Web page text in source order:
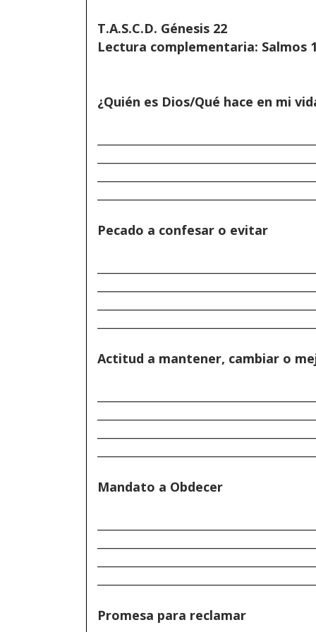
T.A.S.C.D. Génesis 22
Lectura complementaria: Salmos
¿Quién es Dios/Qué hace en mi
Pecado a confesar o evitar
Actitud a mantener, cambiar o
Mandato a Obdecer
Promesa para reclamar